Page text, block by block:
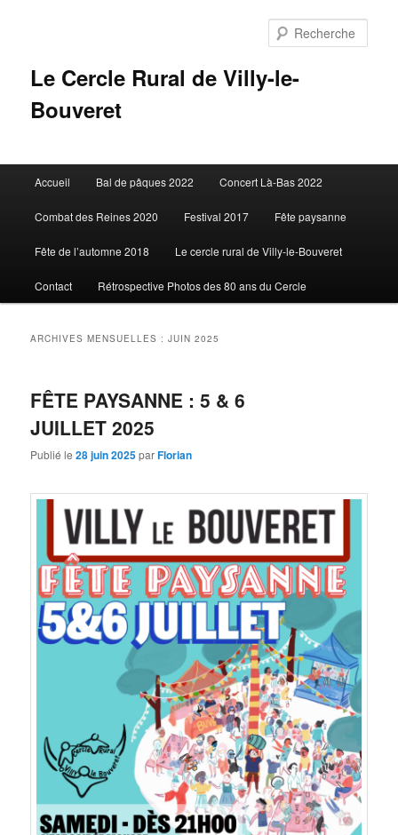
Le Cercle Rural de Villy-le-
Bouveret
principal
Accueil Bal de pâques 2022 Concert Là-Bas 2022
Combat des Reines 2020 Festival 2017 Fête paysanne
Fête de l’automne 2018 Le cercle rural de Villy-le-Bouveret
Contact Rétrospective Photos des 80 ans du Cercle
ARCHIVES MENSUELLES :JUIN 2025
FÊTE PAYSANNE : 5 & 6
JUILLET 2025
Publié le28 juin 2025parFlorian